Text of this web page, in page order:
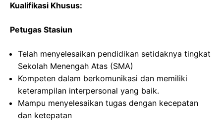
Kualifikasi Khusus:
Petugas Stasiun
Telah menyelesaikan pendidikan setidaknya tingkat
Sekolah Menengah Atas (SMA)
Kompeten dalam berkomunikasi dan memiliki
keterampilan interpersonal yang baik.
Mampu menyelesaikan tugas dengan kecepatan
dan ketepatan